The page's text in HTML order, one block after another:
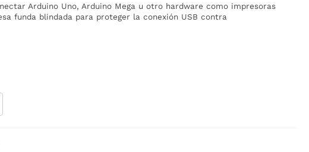
Arduino Uno, Arduino Mega u otro hardware como impresoras
funda blindada para proteger la conexión USB contra